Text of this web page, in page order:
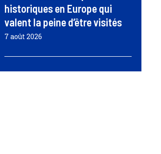
historiques en Europe qui
valent la peine d’être visités
7 août 2026